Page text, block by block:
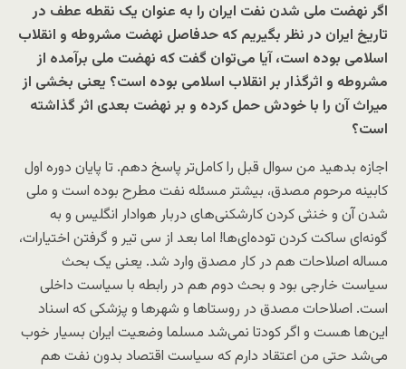
اگر نهضت ملی شدن نفت ایران را به عنوان یک نقطه عطف در
تاریخ ایران در نظر بگیریم که حدفاصل نهضت مشروطه و انقلاب
اسلامی بوده است، آیا می‌توان گفت که نهضت ملی برآمده از
مشروطه و اثرگذار بر انقلاب اسلامی بوده است؟ یعنی بخشی از
میراث آن‌ را با خودش حمل کرده و بر نهضت بعدی اثر گذاشته
است؟
اجازه بدهید من سوال قبل را کامل‌تر پاسخ دهم. تا پایان دوره اول
کابینه‌ مرحوم مصدق، بیشتر مسئله نفت مطرح بوده است و ملی
شدن آن و خنثی کردن کارشکنی‌های دربار هوادار انگلیس و به
گونه‌ای ساکت کردن توده‌ای‌ها! اما بعد از سی تیر و گرفتن اختیارات،
مساله اصلاحات هم در کار مصدق وارد شد. یعنی یک بحث
سیاست خارجی بود و بحث دوم هم در رابطه با سیاست داخلی
است. اصلاحات مصدق در روستاها و شهرها و پزشکی که اسناد
این‌ها هست و اگر کودتا نمی‌شد مسلما وضعیت ایران بسیار خوب
می‌شد حتی من اعتقاد دارم که سیاست اقتصاد بدون نفت هم